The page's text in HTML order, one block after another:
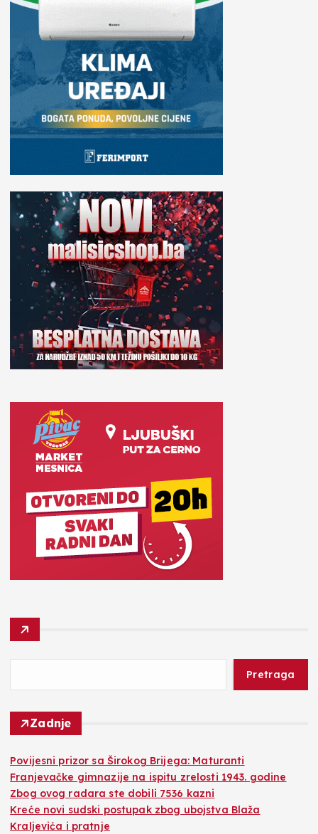
Pretraga
Zadnje
Povijesni prizor sa Širokog Brijega: Maturanti
Franjevačke gimnazije na ispitu zrelosti 1943. godine
Zbog ovog radara ste dobili 7536 kazni
Kreće novi sudski postupak zbog ubojstva Blaža
Kraljevića i pratnje